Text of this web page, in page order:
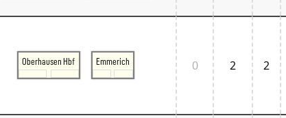
Oberhausen Hbf Emmerich 0 2 2